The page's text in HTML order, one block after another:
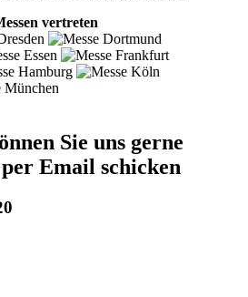
vertreten
Sie uns gerne
Email schicken